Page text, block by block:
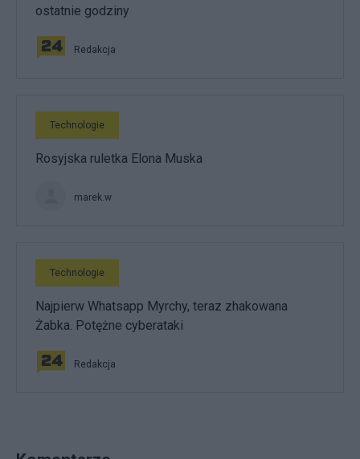
ostatnie godziny
Redakcja
Technologie
Rosyjska ruletka Elona Muska
marek.w
Technologie
Najpierw Whatsapp Myrchy, teraz zhakowana
Żabka. Potężne cyberataki
Redakcja